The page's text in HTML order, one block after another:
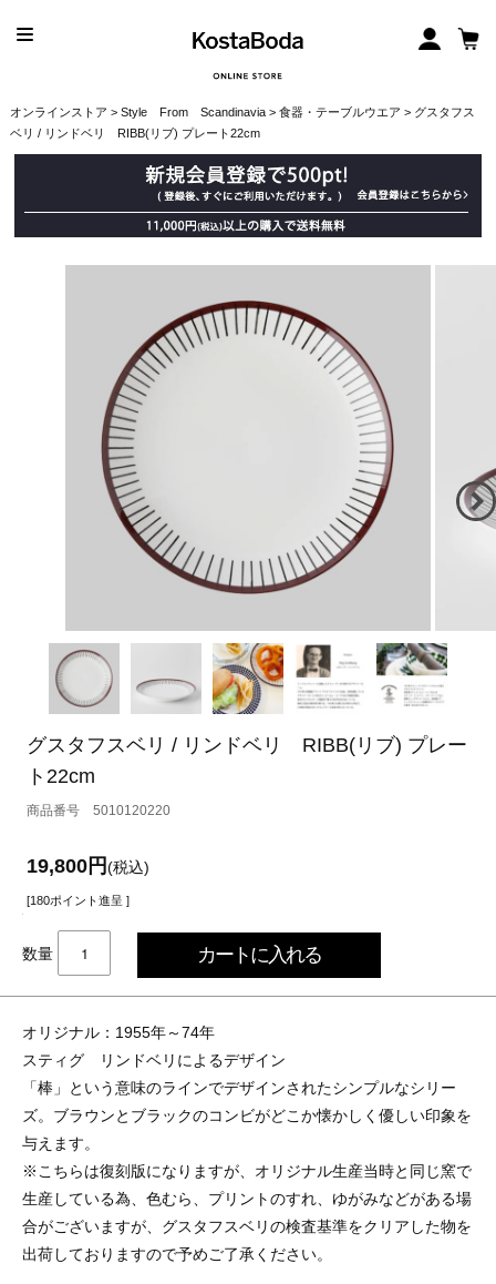
オンラインストア > Style From Scandinavia> 食器・テーブルウエア > グスタフス
ベリ / リンドベリ RIBB(リブ) プレート22cm
グスタフスベリ / リンドベリ RIBB(リブ) プレー
ト22cm
5010120220
19,800円(税込)
[180ポイント進呈 ]
数量
オリジナル：1955年～74年
スティグ リンドベリによるデザイン
「棒」という意味のラインでデザインされたシンプルなシリー
ズ。ブラウンとブラックのコンビがどこか懐かしく優しい印象を
与えます。
※こちらは復刻版になりますが、オリジナル生産当時と同じ窯で
生産している為、色むら、プリントのすれ、ゆがみなどがある場
合がございますが、グスタフスベリの検査基準をクリアした物を
出荷しておりますので予めご了承ください。